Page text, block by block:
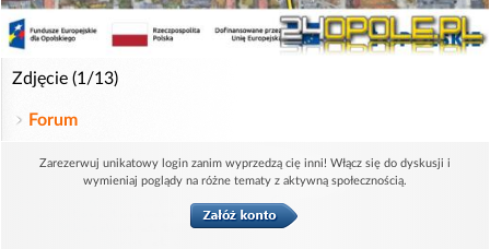
Zdjęcie (1/13)
Forum
Zarezerwuj unikatowy login zanim wyprzedzą cię inni! Włącz się do dyskusji i
wymieniaj poglądy na różne tematy z aktywną społecznością.